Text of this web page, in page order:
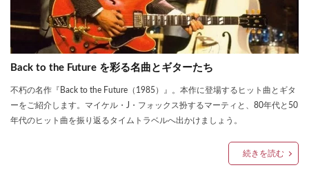
Back to the Future を彩る名曲とギターたち
不朽の名作『Back to the Future（1985）』。本作に登場するヒット曲とギタ
ーをご紹介します。マイケル・J・フォックス扮するマーティと、80年代と50
年代のヒット曲を振り返るタイムトラベルへ出かけましょう。
続きを読む